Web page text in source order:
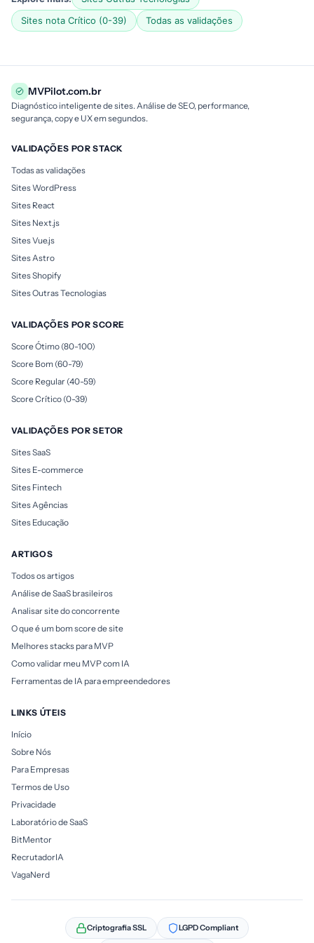
Sites nota Crítico (0-39)
Todas as validações
MVPilot.com.br
Diagnóstico inteligente de sites. Análise de SEO, performance,
segurança, copy e UX em segundos.
VALIDAÇÕES POR STACK
Todas as validações
Sites WordPress
Sites React
Sites Next.js
Sites Vue.js
Sites Astro
Sites Shopify
Sites Outras Tecnologias
VALIDAÇÕES POR SCORE
Score Ótimo (80-100)
Score Bom (60-79)
Score Regular (40-59)
Score Crítico (0-39)
VALIDAÇÕES POR SETOR
Sites SaaS
Sites E-commerce
Sites Fintech
Sites Agências
Sites Educação
ARTIGOS
Todos os artigos
Análise de SaaS brasileiros
Analisar site do concorrente
O que é um bom score de site
Melhores stacks para MVP
Como validar meu MVP com IA
Ferramentas de IA para empreendedores
LINKS ÚTEIS
Início
Sobre Nós
Para Empresas
Termos de Uso
Privacidade
Laboratório de SaaS
BitMentor
RecrutadorIA
VagaNerd
Criptografia SSL LGPD Compliant